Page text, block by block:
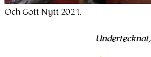
Och Gott Nytt 2021.
Undertecknat,